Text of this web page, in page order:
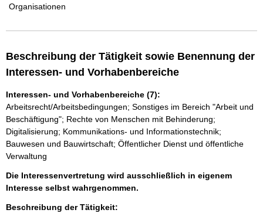
Organisationen
Beschreibung der Tätigkeit sowie Benennung der
Interessen- und Vorhabenbereiche
Interessen- und Vorhabenbereiche (7):
Arbeitsrecht/Arbeitsbedingungen; Sonstiges im Bereich "Arbeit und
Beschäftigung"; Rechte von Menschen mit Behinderung;
Digitalisierung; Kommunikations- und Informationstechnik;
Bauwesen und Bauwirtschaft; Öffentlicher Dienst und öffentliche
Verwaltung
Die Interessenvertretung wird ausschließlich in eigenem
Interesse selbst wahrgenommen.
Beschreibung der Tätigkeit: